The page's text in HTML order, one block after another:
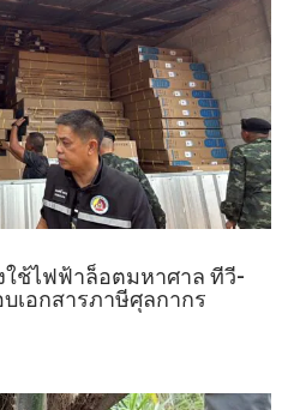
ใช้ไฟฟ้าล็อตมหาศาล ทีวี-
เอกสารภาษีศุลกากร